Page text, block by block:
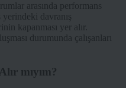
arasında performans
davranış
kapanması yer alır.
durumunda çalışanları
mıyım?